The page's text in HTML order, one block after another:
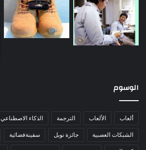
الوسوم
ألعاب الألعاب الترجمة الذكاء الاصطناعي
الشبكات العصبية جائزة نوبل سفينةفضائية